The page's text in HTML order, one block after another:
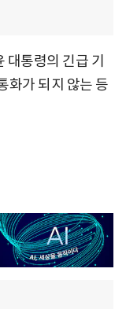
통령의 긴급 기
화가 되지 않는 등